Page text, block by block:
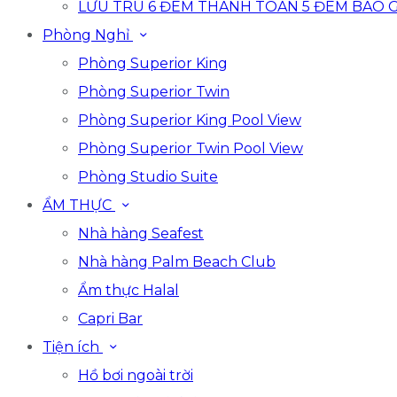
LƯU TRÚ 6 ĐÊM THANH TOÁN 5 ĐÊM BAO
Phòng Nghỉ
Phòng Superior King
Phòng Superior Twin
Phòng Superior King Pool View
Phòng Superior Twin Pool View
Phòng Studio Suite
ẨM THỰC
Nhà hàng Seafest
Nhà hàng Palm Beach Club
Ẩm thực Halal
Capri Bar
Tiện ích
Hồ bơi ngoài trời